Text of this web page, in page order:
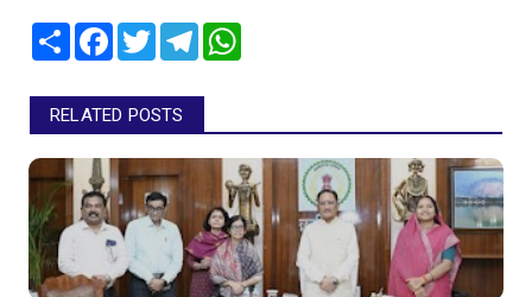
Share Facebook
TwitterTelegram
RELATED POSTS